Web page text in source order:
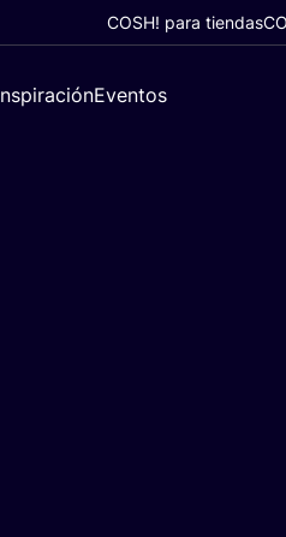
COSH! para tiendas
Eventos